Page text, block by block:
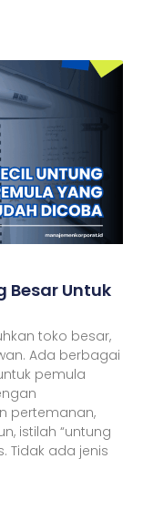
Besar Untuk
toko besar,
Ada berbagai
pemula
pertemanan,
istilah “untung
Tidak ada jenis